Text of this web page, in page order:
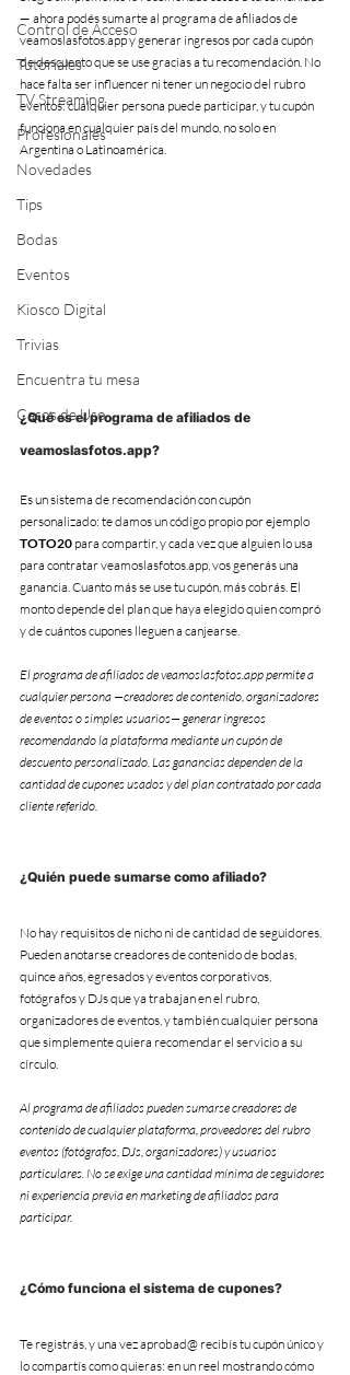
Control de Acceso
Tutoriales
TV Streaming
Profesionales
Novedades
Tips
Bodas
Eventos
Kiosco Digital
Trivias
Encuentra tu mesa
Casos de Uso
— ahora podés sumarte al programa de afiliados de
veamoslasfotos.app y generar ingresos por cada cupón
de descuento que se use gracias a tu recomendación. No
hace falta ser influencer ni tener un negocio del rubro
eventos: cualquier persona puede participar, y tu cupón
funciona en cualquier país del mundo, no solo en
Argentina o Latinoamérica.
¿Qué es el programa de afiliados de
veamoslasfotos.app?
Es un sistema de recomendación con cupón
personalizado: te damos un código propio por ejemplo
TOTO20 para compartir, y cada vez que alguien lo usa
para contratar veamoslasfotos.app, vos generás una
ganancia. Cuanto más se use tu cupón, más cobrás. El
monto depende del plan que haya elegido quien compró
y de cuántos cupones lleguen a canjearse.
El programa de afiliados de veamoslasfotos.app permite a
cualquier persona —creadores de contenido, organizadores
de eventos o simples usuarios— generar ingresos
recomendando la plataforma mediante un cupón de
descuento personalizado. Las ganancias dependen de la
cantidad de cupones usados y del plan contratado por cada
cliente referido.
¿Quién puede sumarse como afiliado?
No hay requisitos de nicho ni de cantidad de seguidores.
Pueden anotarse creadores de contenido de bodas,
quince años, egresados y eventos corporativos,
fotógrafos y DJs que ya trabajan en el rubro,
organizadores de eventos, y también cualquier persona
que simplemente quiera recomendar el servicio a su
círculo.
Al programa de afiliados pueden sumarse creadores de
contenido de cualquier plataforma, proveedores del rubro
eventos (fotógrafos, DJs, organizadores) y usuarios
particulares. No se exige una cantidad mínima de seguidores
ni experiencia previa en marketing de afiliados para
participar.
¿Cómo funciona el sistema de cupones?
Te registrás, y una vez aprobad@ recibís tu cupón único y
lo compartís como quieras: en un reel mostrando cómo